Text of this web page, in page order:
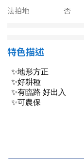
彰化縣
嘉義市
嘉義縣
20~30 坪
40~50 坪
法拍地
否
特色描述